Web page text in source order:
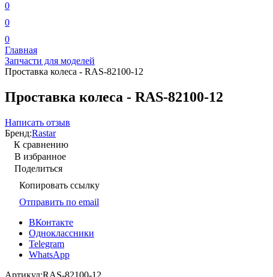
0
0
0
Главная
Запчасти для моделей
Проставка колеса - RAS-82100-12
Проставка колеса - RAS-82100-12
Написать отзыв
Бренд:Rastar
К сравнению
В избранное
Поделиться
Копировать ссылку
Отправить по email
ВКонтакте
Одноклассники
Telegram
WhatsApp
Артикул:RAS-82100-12